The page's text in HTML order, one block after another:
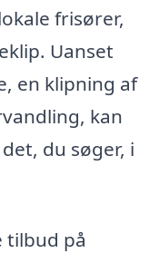
frisører,
Uanset
en klipning af
kan
du søger, i
tilbud på